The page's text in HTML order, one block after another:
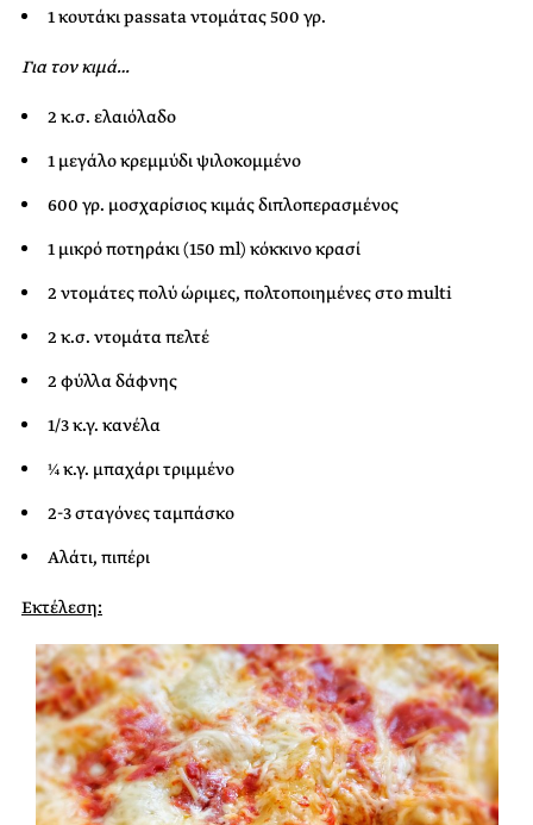
1 κουτάκι passata ντομάτας 500 γρ.
Για τον κιμά…
2 κ.σ. ελαιόλαδο
1 μεγάλο κρεμμύδι ψιλοκομμένο
600 γρ. μοσχαρίσιος κιμάς διπλοπερασμένος
1 μικρό ποτηράκι (150 ml) κόκκινο κρασί
2 ντομάτες πολύ ώριμες, πολτοποιημένες στο multi
2 κ.σ. ντομάτα πελτέ
2 φύλλα δάφνης
1/3 κ.γ. κανέλα
¼ κ.γ. μπαχάρι τριμμένο
2-3 σταγόνες ταμπάσκο
Αλάτι, πιπέρι
Εκτέλεση: